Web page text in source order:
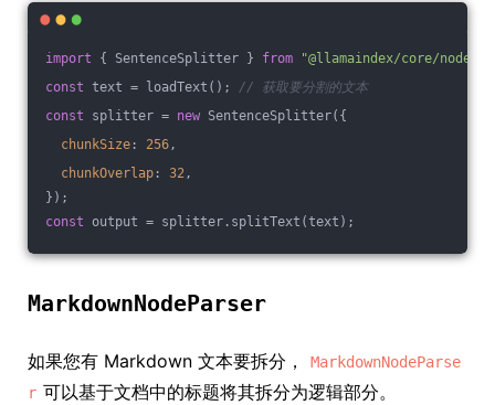
import { SentenceSplitter } from
"@llamaindex/core/node-
const text = loadText(); // 获取要分割的文本
const splitter = new SentenceSplitter({
chunkSize : 256,
chunkOverlap : 32,
});
const output = splitter.splitText(text);
MarkdownNodeParser
如果您有 Markdown 文本要拆分，
MarkdownNodeParse
r 可以基于文档中的标题将其拆分为逻辑部分。